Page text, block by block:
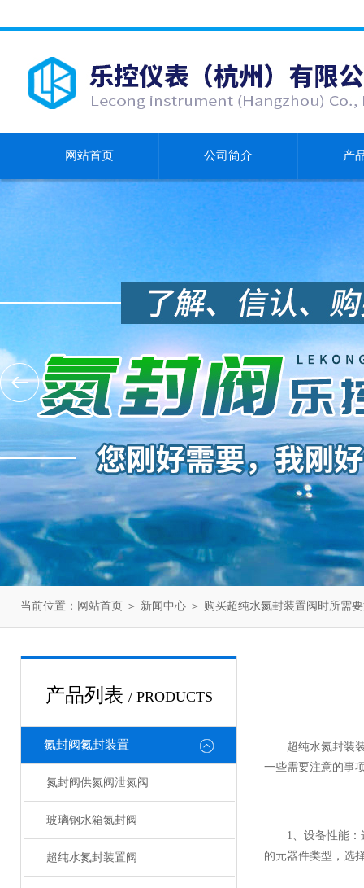
网站首页 公司简介 产
当前位置： 网站首页 ＞ 新闻中心 ＞ 购买超纯水氮封装置阀时所需
产品列表 / PRODUCTS
氮封阀氮封装置
氮封阀供氮阀泄氮阀
玻璃钢水箱氮封阀
超纯水氮封装置阀
超纯水氮封装装
一些需要注意的事
1、设备性能：选
的元器件类型，选